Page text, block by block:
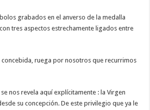
grabados en el anverso de la medalla
tres aspectos estrechamente ligados entre
concebida, ruega por nosotros que recurrimos
nos revela aquí explícitamente : la Virgen
su concepción. De este privilegio que ya le